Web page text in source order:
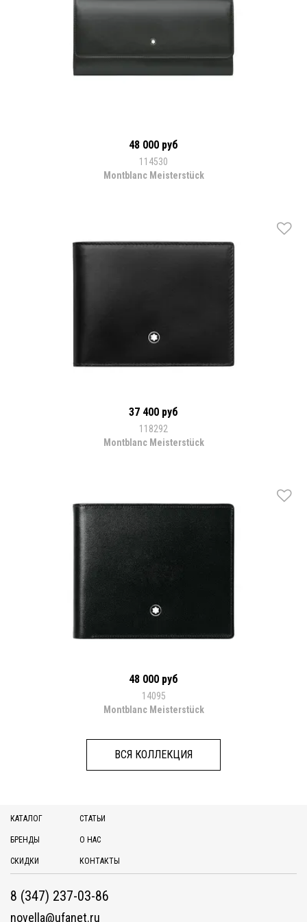
48 000 руб
114530
Montblanc Meisterstück
37 400 руб
118292
Montblanc Meisterstück
48 000 руб
14095
Montblanc Meisterstück
ВСЯ КОЛЛЕКЦИЯ
КАТАЛОГ
БРЕНДЫ
СКИДКИ
СТАТЬИ
О НАС
КОНТАКТЫ
8 (347) 237-03-86
novella@ufanet.ru